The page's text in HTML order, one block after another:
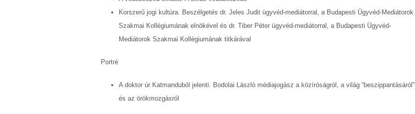
Korszerű jogi kultúra. Beszélgetés dr. Jeles Judit ügyvéd-mediátorral, a Budapesti Ügyvéd-Mediátorok
Szakmai Kollégiumának elnökével és dr. Tiber Péter ügyvéd-mediátorral, a Budapesti Ügyvéd-
Mediátorok Szakmai Kollégiumának titkárával
Portré
A doktor úr Katmanduból jelenti. Bodolai László médiajogász a közíróságról, a világ “beszippantásáról”
és az örökmozgásról